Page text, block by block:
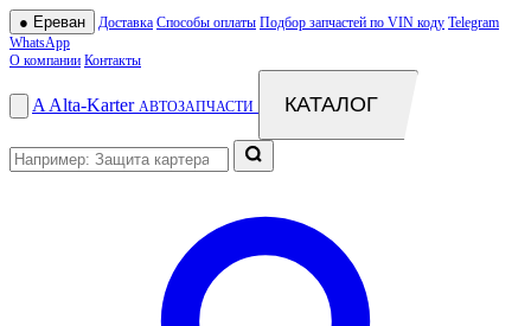
● Ереван Доставка Способы оплаты Подбор запчастей по VIN коду Telegram
WhatsApp
О компании Контакты
A Alta-Karter АВТОЗАПЧАСТИ КАТАЛОГ